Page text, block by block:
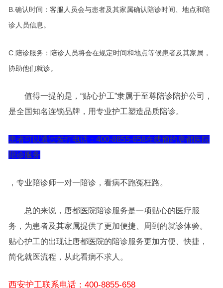
B.确认时间：客服人员会与患者及其家属确认陪诊时间、地点和陪
诊人员信息。
C.陪诊服务：陪诊人员将会在规定时间和地点等候患者及其家属，
协助他们就诊。
值得一提的是，“贴心护工”隶属于至尊陪诊陪护公司，
是全国知名连锁品牌，用专业护工塑造品质陪诊。
患者可以通过拨打电话：400-8855-658在线预约唐都医院
陪诊服务
，专业陪诊师一对一陪诊，看病不跑冤枉路。
总的来说，唐都医院陪诊服务是一项贴心的医疗服
务，为患者及其家属提供了更加便捷、周到的就诊体验。
贴心护工的出现让唐都医院的陪诊服务更加方便、快捷，
简化就医流程，从此看病不求人。
西安护工联系电话：400-8855-658